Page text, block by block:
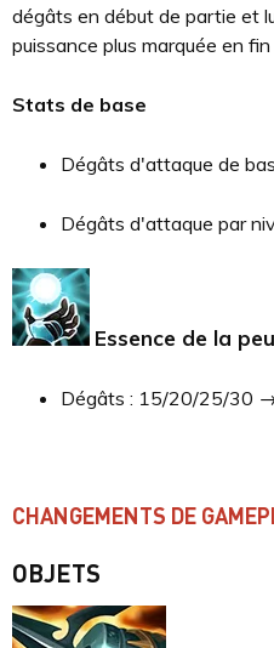
dégâts en début de partie et
puissance plus marquée en fin
Stats de base
Dégâts d'attaque de
Dégâts d'attaque par
Essence de la
Dégâts : 15/20/25/30
CHANGEMENTS DE
OBJETS